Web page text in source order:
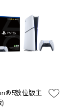
數位版主